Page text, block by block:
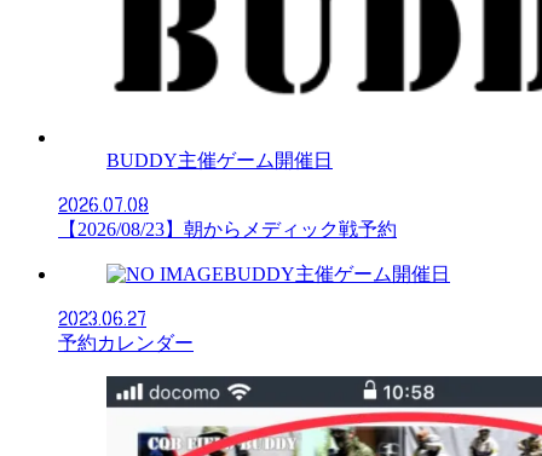
BUDDY主催ゲーム開催日
2026.07.08
【2026/08/23】朝からメディック戦予約
BUDDY主催ゲーム開催日
2023.06.27
予約カレンダー